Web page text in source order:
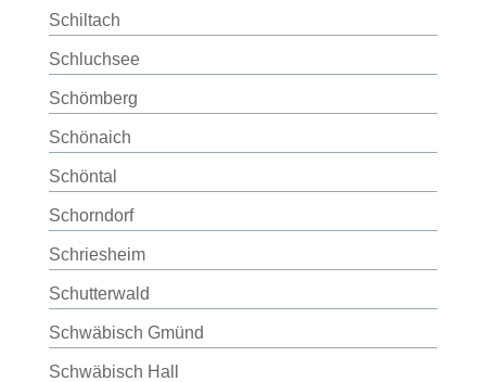
Schiltach
Schluchsee
Schömberg
Schönaich
Schöntal
Schorndorf
Schriesheim
Schutterwald
Schwäbisch Gmünd
Schwäbisch Hall